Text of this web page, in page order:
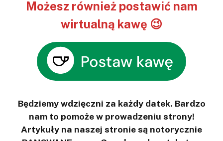
Możesz również postawić nam
wirtualną kawę 😉
Będziemy wdzięczni za każdy datek. Bardzo
nam to pomoże w prowadzeniu strony!
Artykuły na naszej stronie są notorycznie